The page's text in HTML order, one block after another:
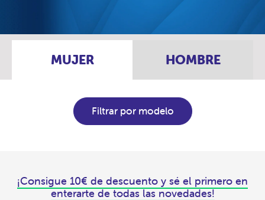
MUJER HOMBRE
Filtrar por modelo
¡Consigue 10€ de descuento y sé el primero en
enterarte de todas las novedades!